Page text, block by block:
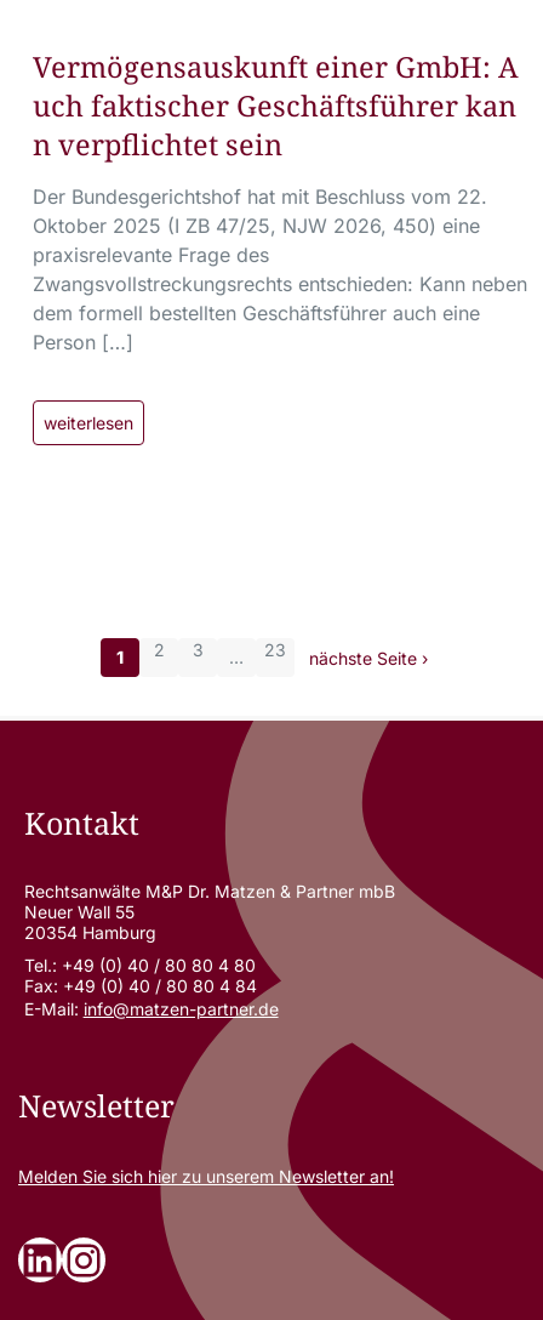
Vermögensauskunft einer GmbH: A
uch faktischer Geschäftsführer kan
n verpflichtet sein
Der Bundesgerichtshof hat mit Beschluss vom 22.
Oktober 2025 (I ZB 47/25, NJW 2026, 450) eine
praxisrelevante Frage des
Zwangsvollstreckungsrechts entschieden: Kann neben
dem formell bestellten Geschäftsführer auch eine
Person […]
weiterlesen
1 2 3 … 23 nächste Seite ›
Kontakt
Rechtsanwälte M&P Dr. Matzen & Partner mbB
Neuer Wall 55
20354 Hamburg
Tel.: +49 (0) 40 / 80 80 4 80
Fax: +49 (0) 40 / 80 80 4 84
E-Mail: info@matzen-partner.de
Newsletter
Melden Sie sich hier zu unserem Newsletter an!
LinkedIn
Instagram